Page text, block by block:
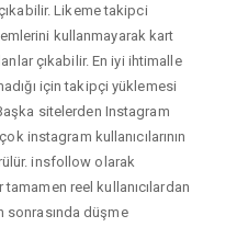
Likeme takipci
kullanmayarak kart
çıkabilir. En iyi ihtimalle
için takipçi yüklemesi
sitelerden Instagram
instagram kullanıcılarının
insfollow olarak
reel kullanıcılardan
sonrasında düşme